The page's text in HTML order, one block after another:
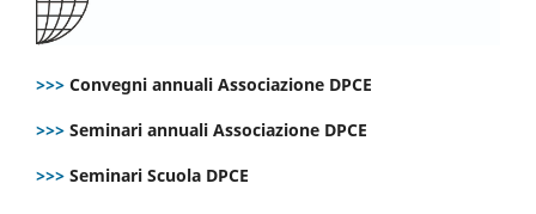
>>> Convegni annuali Associazione DPCE
>>> Seminari annuali Associazione DPCE
>>> Seminari Scuola DPCE